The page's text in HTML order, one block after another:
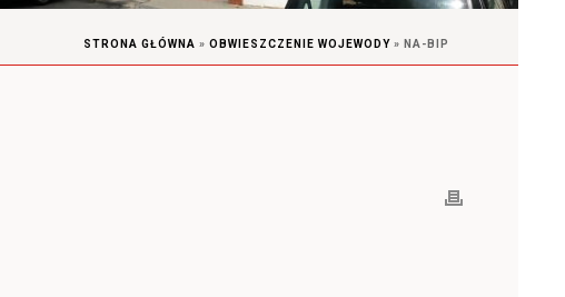
STRONA GŁÓWNA » OBWIESZCZENIE WOJEWODY » NA-BIP